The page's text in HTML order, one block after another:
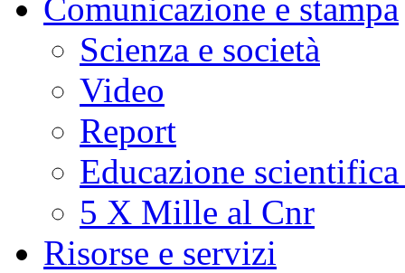
Comunicazione e stampa
Scienza e società
Video
Report
Educazione
5 X Mille al Cnr
Risorse e servizi